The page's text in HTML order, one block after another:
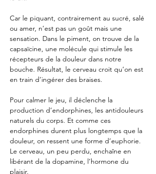
Car le piquant, contrairement au sucré, salé
ou amer, n’est pas un goût mais une
sensation. Dans le piment, on trouve de la
capsaïcine, une molécule qui stimule les
récepteurs de la douleur dans notre
bouche. Résultat, le cerveau croit qu’on est
en train d’ingérer des braises.
Pour calmer le jeu, il déclenche la
production d’endorphines, les antidouleurs
naturels du corps. Et comme ces
endorphines durent plus longtemps que la
douleur, on ressent une forme d’euphorie.
Le cerveau, un peu perdu, enchaîne en
libérant de la dopamine, l’hormone du
plaisir.